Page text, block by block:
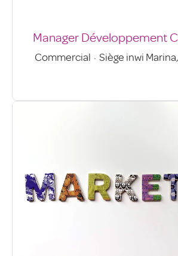
Manager Développement
Commercial · Siège inwi